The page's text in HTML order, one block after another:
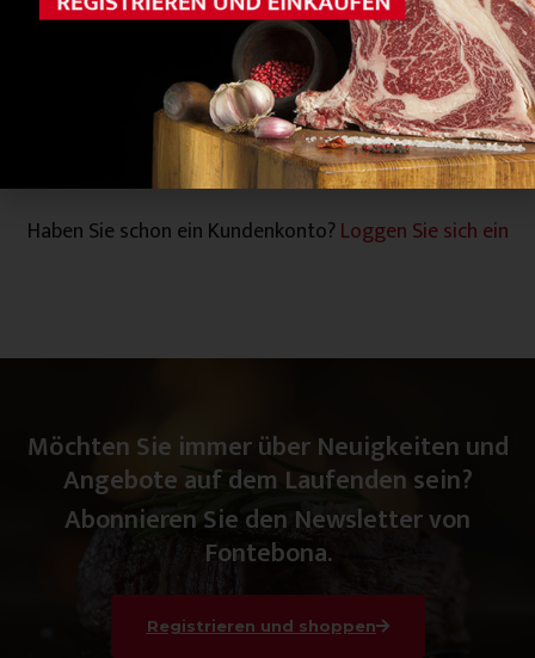
Newsletter
Abonnieren Sie unseren Newsletter, um über Neuigkeiten und
kommerzielle Angebote für Ihr Unternehmen auf dem Laufenden zu
Haben Sie schon ein Kundenkonto?Loggen Sie sich ein
Möchten Sie immer über Neuigkeiten und
Angebote auf dem Laufenden sein?
Abonnieren Sie den Newsletter von
Fontebona.
Registrieren und shoppen